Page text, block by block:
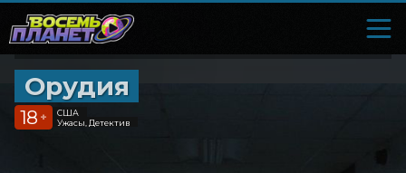
Орудия
18 +
США
Ужасы, Детектив